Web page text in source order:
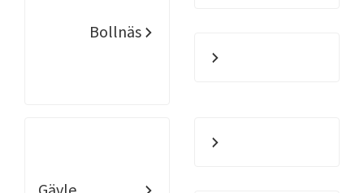
Bollnäs